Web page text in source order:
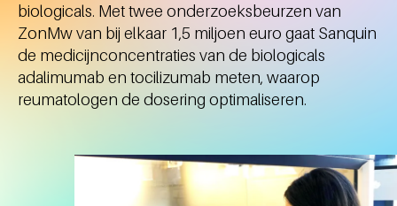
biologicals. Met twee onderzoeksbeurzen van
ZonMw van bij elkaar 1,5 miljoen euro gaat Sanquin
de medicijnconcentraties van de biologicals
adalimumab en tocilizumab meten, waarop
reumatologen de dosering optimaliseren.